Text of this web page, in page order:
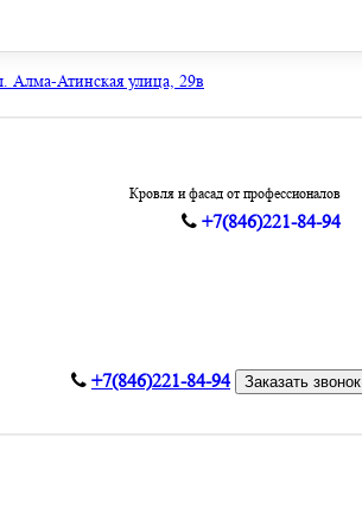
Алма-Атинская улица, 29в
Кровля и фасад от профессионалов
+7(846)221-84-94
+7(846)221-84-94
Заказать звонок